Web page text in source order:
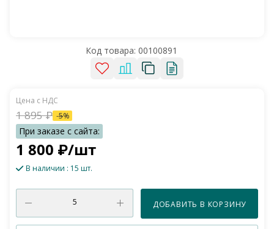
Код товара: 00100891
1 800 ₽/шт
1 895₽ -5%
В наличии : 15 шт.
ДОБАВИТЬ В КОРЗИНУ